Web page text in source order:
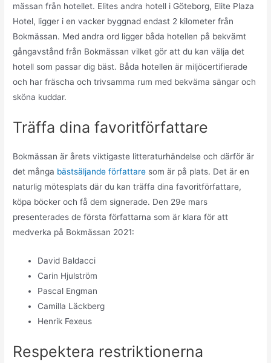
mässan från hotellet. Elites andra hotell i Göteborg, Elite Plaza
Hotel, ligger i en vacker byggnad endast 2 kilometer från
Bokmässan. Med andra ord ligger båda hotellen på bekvämt
gångavstånd från Bokmässan vilket gör att du kan välja det
hotell som passar dig bäst. Båda hotellen är miljöcertifierade
och har fräscha och trivsamma rum med bekväma sängar och
sköna kuddar.
Träffa dina favoritförfattare
Bokmässan är årets viktigaste litteraturhändelse och därför är
det många bästsäljande författare som är på plats. Det är en
naturlig mötesplats där du kan träffa dina favoritförfattare,
köpa böcker och få dem signerade. Den 29e mars
presenterades de första författarna som är klara för att
medverka på Bokmässan 2021:
David Baldacci
Carin Hjulström
Pascal Engman
Camilla Läckberg
Henrik Fexeus
Respektera restriktionerna